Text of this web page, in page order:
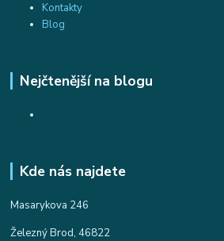
Kontakty
Blog
Nejčtenější na blogu
Kde nás najdete
Masarykova 246
Železný Brod, 46822